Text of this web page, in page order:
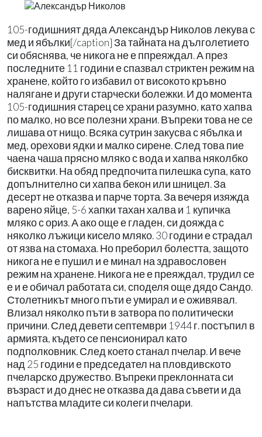
105-годишният дяда Александър Николов лекува с
мед и ябълки[/caption] За тайната на дълголетието
си обяснява, че никога не е ппреяждал. А през
последните 11 години е спазвал стриктен режим на
хранене, който го избавил от високото кръвно
налягане и други старчески болежки. И до момента
105-годишния старец се храни разумно, като хапва
по малко, но все полезни храни. Въпреки това не се
лишава от нищо. Всяка сутрин закусва с ябълка и
мед, орехови ядки и малко сирене. След това пие
чаена чаша прясно мляко с вода и хапва няколбко
бисквитки. На обяд предпочита пилешка супа, като
допълнително си хапва бекон или шницел. За
десерт не отказва и парче торта. За вечеря изяжда
варено яйце, 5-6 хапки тахан халва и 1 купичка
мляко с ориз. А ако още е гладен, си дояжда с
няколко лъжици кисело мляко. 30 години е страдал
от язва на стомаха. Но преборил болестта, защото
никога не е пушил и е минал на здравословен
режим на хранене. Никога не е преяждал, трудил се
е и е обичал работата си, споделя още дядо Сандо.
Столетникът много пъти е умирал и е оживявал.
Влизал няколко пъти в затвора по политически
причини. След девети септември 1944 г. постъпил в
армията, където се пенсионирал като
подполковник. След което станал пчелар. И вече
над 25 години е председател на пловдивското
пчеларско дружество. Въпреки преклонната си
възраст и до днес не отказва да дава съвети и да
напътства младите си колеги пчелари.